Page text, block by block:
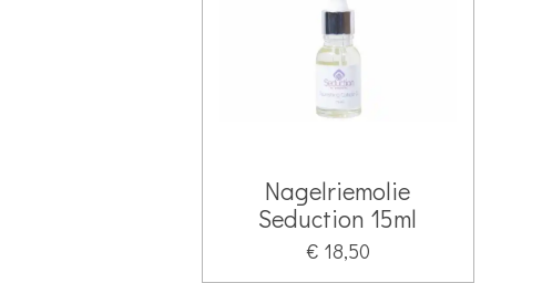
Nagelriemolie
Seduction 15ml
€ 18,50